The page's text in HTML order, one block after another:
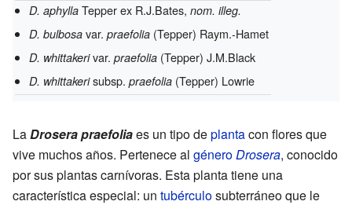
D. aphylla Tepper ex R.J.Bates, nom. illeg.
D. bulbosavar. praefolia (Tepper) Raym.-Hamet
D. whittakerivar. praefolia (Tepper) J.M.Black
D. whittakerisubsp. praefolia (Tepper) Lowrie
LaDrosera praefoliaes un tipo deplantacon flores que
vive muchos años. Pertenece al géneroDrosera, conocido
por sus plantas carnívoras. Esta planta tiene una
característica especial: un tubérculosubterráneo que le